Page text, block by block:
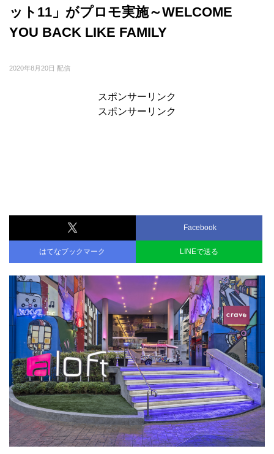
ット11」がプロモ実施～WELCOME
YOU BACK LIKE FAMILY
2020年8月20日 配信
スポンサーリンク
スポンサーリンク
Facebook
はてなブックマーク LINEで送る